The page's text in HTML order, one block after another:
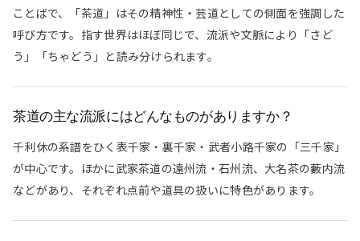
ことばで、「茶道」はその精神性・芸道としての側面を強調した
呼び方です。指す世界はほぼ同じで、流派や文脈により「さど
う」「ちゃどう」と読み分けられます。
茶道の主な流派にはどんなものがありますか？
千利休の系譜をひく表千家・裏千家・武者小路千家の「三千家」
が中心です。ほかに武家茶道の遠州流・石州流、大名茶の藪内流
などがあり、それぞれ点前や道具の扱いに特色があります。